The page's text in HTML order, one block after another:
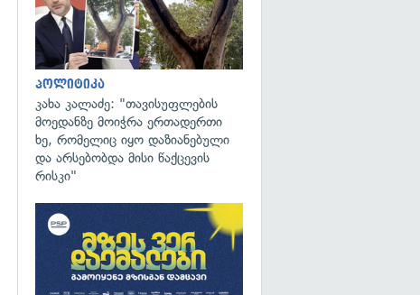
პოლიტიკა
კახა კალაძე: "თავისუფლების
მოედანზე მოიჭრა ერთადერთი
ხე, რომელიც იყო დაზიანებული
და არსებობდა მისი წაქცევის
რისკი"